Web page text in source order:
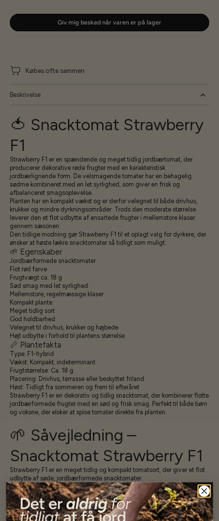
Giv mig besked når varen er på lager
Købes ofte sammen
Beskrivelse
🍅 Snacktomat Strawberry
F1
Strawberry F1 er en spændende og meget tidlig jordbærtomat, der
producerer dekorative røde frugter med en karakteristisk
jordbærlignende form. De velsmagende tomater har en behagelig
sødme kombineret med en let syrlighed, som giver en frisk og
afbalanceret smagsoplevelse.
Planten har en kompakt vækst og er derfor velegnet til både drivhus,
krukker og mindre dyrkningsområder. Trods den moderate størrelse
leverer den et flot udbytte af ensartede frugter i mellemstore klaser
gennem sæsonen.
Den tidlige modning gør Strawberry F1 til et oplagt valg for dyrkere, der
ønsker at høste lækre snacktomater så tidligt som muligt.
🌱 Egenskaber
Jordbærformede snacktomater
Flot rød farve
Frugtvægt ca. 18 g
Sød smag med let syrlighed
Mellemstore, regelmæssige klaser
Kompakt plante
Meget tidlig sort
God holdbarhed
Velegnet til drivhus, krukker og højbede
Højt udbytte i forhold til plantens størrelse
📏 Plantefakta
Type: F1-hybrid
Vækst: Kompakt, indeterminant
Frugtstørrelse: Ca. 18 g
Placering: Drivhus, terrasse eller beskyttet friland
Høst: Tidligt fra sommeren og frem til efteråret
Strawberry F1 er en dekorativ og tidlig snacktomat, der kombinerer flotte
jordbærformede frugter med en sød og frisk smag. Perfekt til både børn
og voksne, der elsker at spise tomater direkte fra planten.
🌱 Såvejledning –
Snacktomat Strawberry F1
Strawberry F1 er en meget tidlig og kompakt tomatsort, der giver et flot
udbytte af søde, jordbærformede snacktomater.
📅 Såtid
Forkultiveres fra februar til april.
🌡️ Spiring